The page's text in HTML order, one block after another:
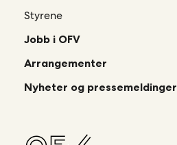
Styrene
Jobb i OFV
Arrangementer
Nyheter og pressemeldinger